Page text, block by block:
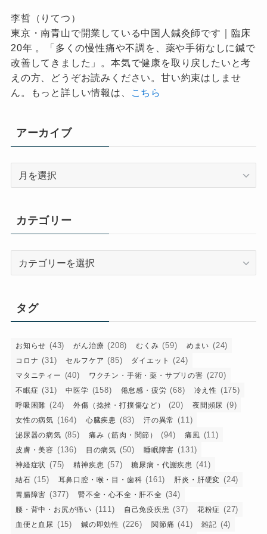
李哲（りてつ）
東京・南青山で開業している中国人鍼灸師です｜臨床
20年 。「多くの慢性痛や不調を、薬や手術なしに鍼で
改善してきました」。本気で健康を取り戻したいと考
えの方、どうぞお読みください。甘い約束はしませ
ん。もっと詳しい情報は、
こちら
アーカイブ
ブ
カテゴリー
ー
タグ
お知らせ (43) がん治療 (208) むくみ (59) めまい (24)
コロナ (31) セルフケア (85) ダイエット (24)
マタニティー (40) ワクチン・手術・薬・サプリの害 (270)
不眠症 (31) 中医学 (158) 倦怠感・疲労 (68) 冷え性 (175)
呼吸困難 (24) 外傷（捻挫・打撲傷など） (20) 夜間頻尿 (9)
女性の病気 (164) 心臓疾患 (83) 汗の異常 (11)
泌尿器の病気 (85) 痛み（筋肉・関節） (94) 痛風 (11)
皮膚・美容 (136) 目の病気 (50) 睡眠障害 (131)
神経症状 (75) 精神疾患 (57) 糖尿病・代謝疾患 (41)
結石 (15) 耳鼻口腔・喉・目・歯科 (161) 肝炎・肝硬変 (24)
胃腸障害 (377) 腎不全・心不全・肝不全 (34)
腰・背中・お尻が痛い (111) 自己免疫疾患 (37) 花粉症 (27)
血便と血尿 (15) 鍼の即効性 (226) 関節痛 (41) 雑記 (4)